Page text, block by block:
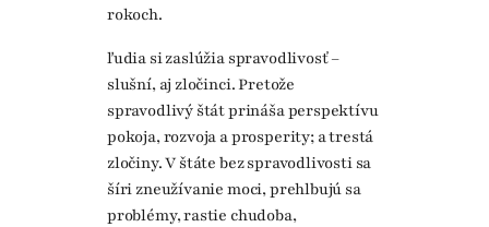
rokoch.
ľudia si zaslúžia spravodlivosť –
slušní, aj zločinci. Pretože
spravodlivý štát prináša perspektívu
pokoja, rozvoja a prosperity; a trestá
zločiny. V štáte bez spravodlivosti sa
šíri zneužívanie moci, prehlbujú sa
problémy, rastie chudoba,